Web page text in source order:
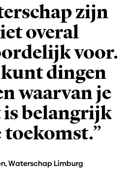
zijn
overal
voor.
dingen
waarvan je
is belangrijk
toekomst.”
Waterschap Limburg